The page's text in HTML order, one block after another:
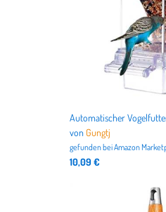
von Gungtj
gefunden beiAmazon
10,09 €